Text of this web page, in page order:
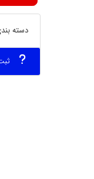
دسته